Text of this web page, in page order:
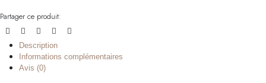
Partager ce produit:
Description
Informations complémentaires
Avis (0)